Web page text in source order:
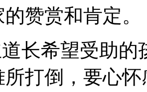
赞赏和肯定。
长希望受助的
打倒，要心